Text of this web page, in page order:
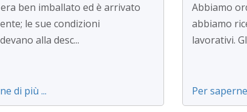
ben imballato ed è arrivato
le sue condizioni
alla desc...
di più ...
Abbiamo
abbiamo
lavorativi.
Per